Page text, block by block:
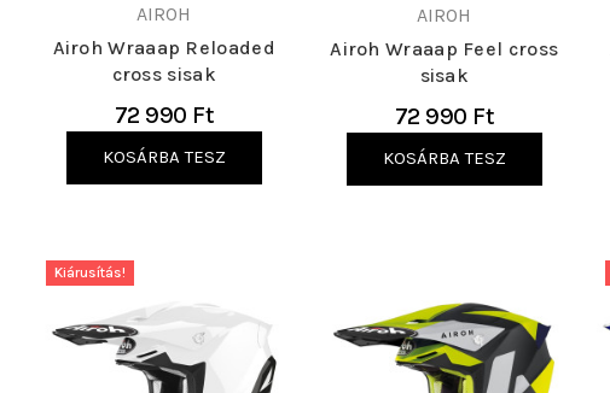
AIROH
Airoh Wraaap Reloaded
cross sisak
72 990 Ft
KOSÁRBA TESZ
AIROH
Airoh Wraaap Feel cross
sisak
72 990 Ft
KOSÁRBA TESZ
Kiárusítás!